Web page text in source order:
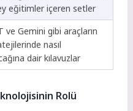
eğitimler içeren setler
ve Gemini gibi araçların
nasıl
dair kılavuzlar
Rolü